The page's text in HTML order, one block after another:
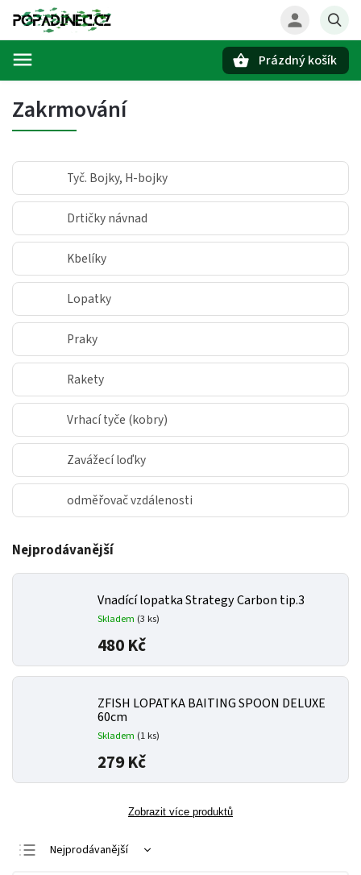
Prázdný košík
Zakrmování
Tyč. Bojky, H-bojky
Drtičky návnad
Kbelíky
Lopatky
Praky
Rakety
Vrhací tyče (kobry)
Zavážecí loďky
odměřovač vzdálenosti
Nejprodávanější
Vnadící lopatka Strategy Carbon tip.3
Skladem (3 ks)
480 Kč
ZFISH LOPATKA BAITING SPOON DELUXE
60cm
Skladem (1 ks)
279 Kč
Zobrazit více produktů
Nejprodávanější